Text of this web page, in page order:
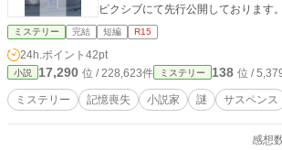
ピクシブにて先行公開しております。
ミステリー 完結 短編 R15
24h.ポイント 42pt
小説 17,290 位 / 228,623件 ミステリー 138 位 /
ミステリー 記憶喪失 小説家 謎 サスペンス
感想